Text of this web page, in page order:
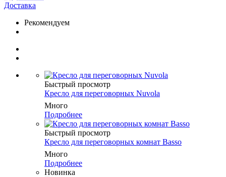
Доставка
Рекомендуем
Быстрый просмотр
Кресло для переговорных Nuvola
Много
Подробнее
Быстрый просмотр
Кресло для переговорных комнат Basso
Много
Подробнее
Новинка